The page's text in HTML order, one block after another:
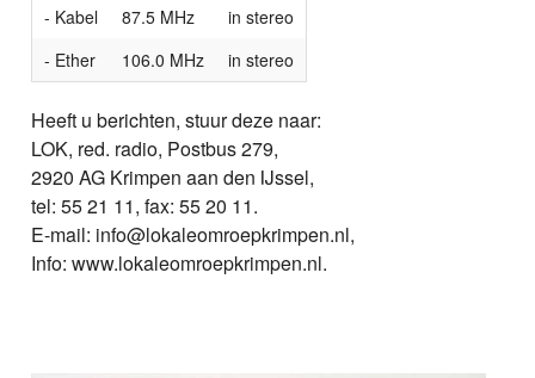
- Kabel 87.5 MHz
in stereo
- Ether
106.0 MHz in stereo
Heeft u berichten, stuur deze naar:
LOK, red. radio, Postbus 279,
2920 AG Krimpen aan den IJssel,
tel: 55 21 11, fax: 55 20 11.
E-mail: info@lokaleomroepkrimpen.nl,
Info: www.lokaleomroepkrimpen.nl.